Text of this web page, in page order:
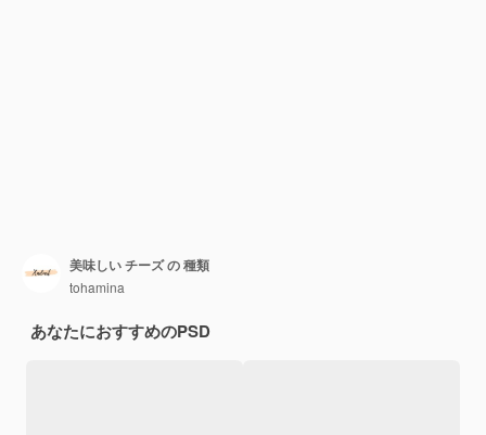
美味しい チーズ の 種類
tohamina
あなたにおすすめのPSD